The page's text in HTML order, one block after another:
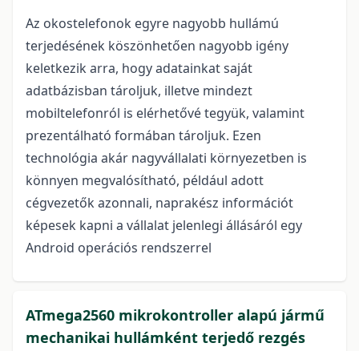
Az okostelefonok egyre nagyobb hullámú
terjedésének köszönhetően nagyobb igény
keletkezik arra, hogy adatainkat saját
adatbázisban tároljuk, illetve mindezt
mobiltelefonról is elérhetővé tegyük, valamint
prezentálható formában tároljuk. Ezen
technológia akár nagyvállalati környezetben is
könnyen megvalósítható, például adott
cégvezetők azonnali, naprakész információt
képesek kapni a vállalat jelenlegi állásáról egy
Android operációs rendszerrel
ATmega2560 mikrokontroller alapú jármű
mechanikai hullámként terjedő rezgés